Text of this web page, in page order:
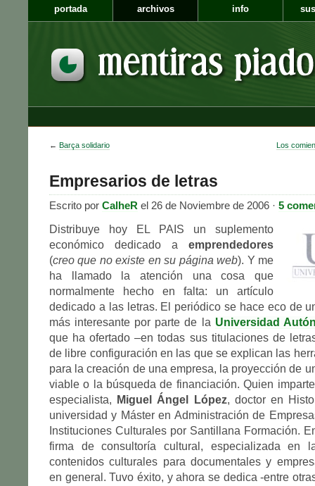
portada archivos info
← Barça solidario Los
Empresarios de letras
Escrito por CalheR el 26 de Noviembre de 2006 · 5
Distribuye hoy EL PAIS un suplemento
económico dedicado a emprendedores
(creo que no existe en su página web). Y me
ha llamado la atención una cosa que
normalmente hecho en falta: un artículo
dedicado a las letras. El periódico se hace eco de
más interesante por parte de la Universidad
que ha ofertado –en todas sus titulaciones de
de libre configuración en las que se explican las
para la creación de una empresa, la proyección de
viable o la búsqueda de financiación. Quien
especialista,
Miguel Ángel López, doctor en
universidad y Máster en Administración de
Instituciones Culturales por Santillana Formación.
firma de consultoría cultural, especializada en
contenidos culturales para documentales y
en general. Tuvo éxito, y ahora se dedica -entre